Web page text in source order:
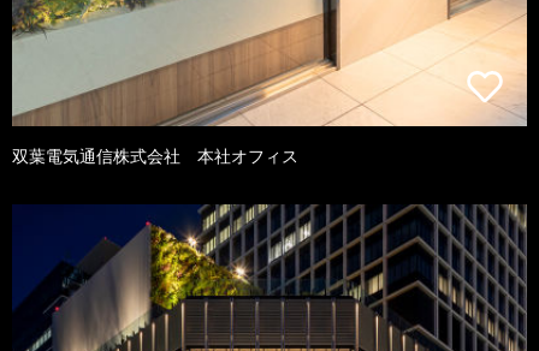
双葉電気通信株式会社 本社オフィス